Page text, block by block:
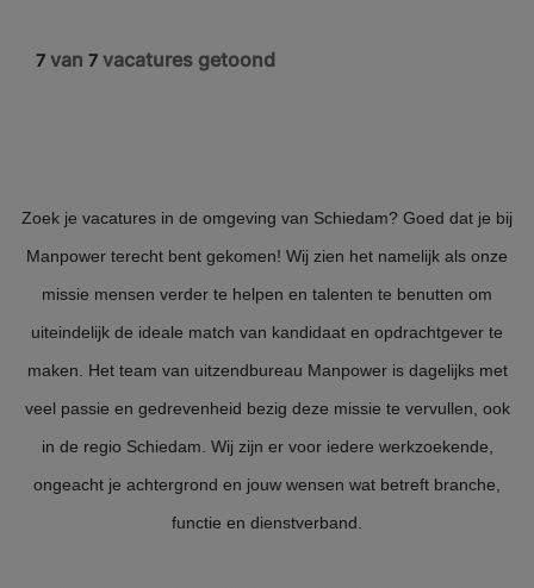
7 van 7 vacatures getoond
Zoek je vacatures in de omgeving van Schiedam? Goed dat je bij
Manpower terecht bent gekomen! Wij zien het namelijk als onze
missie mensen verder te helpen en talenten te benutten om
uiteindelijk de ideale match van kandidaat en opdrachtgever te
maken. Het team van uitzendbureau Manpower is dagelijks met
veel passie en gedrevenheid bezig deze missie te vervullen, ook
in de regio Schiedam. Wij zijn er voor iedere werkzoekende,
ongeacht je achtergrond en jouw wensen wat betreft branche,
functie en dienstverband.